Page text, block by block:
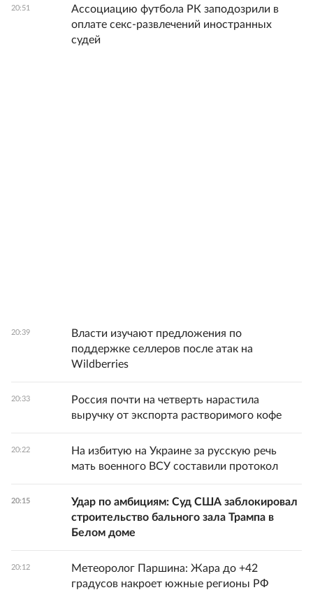
20:51
Ассоциацию футбола РК заподозрили в
оплате секс-развлечений иностранных
судей
20:39
Власти изучают предложения по
поддержке селлеров после атак на
Wildberries
20:33
Россия почти на четверть нарастила
выручку от экспорта растворимого кофе
20:22
На избитую на Украине за русскую речь
мать военного ВСУ составили протокол
20:15
Удар по амбициям: Суд США заблокировал
строительство бального зала Трампа в
Белом доме
20:12
Метеоролог Паршина: Жара до +42
градусов накроет южные регионы РФ